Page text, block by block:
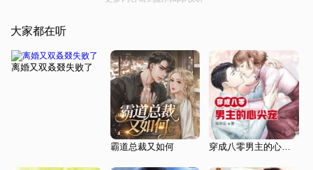
大家都在听
离婚又双叒叕失败了
霸道总裁又如何 穿成八零男主的心尖宠